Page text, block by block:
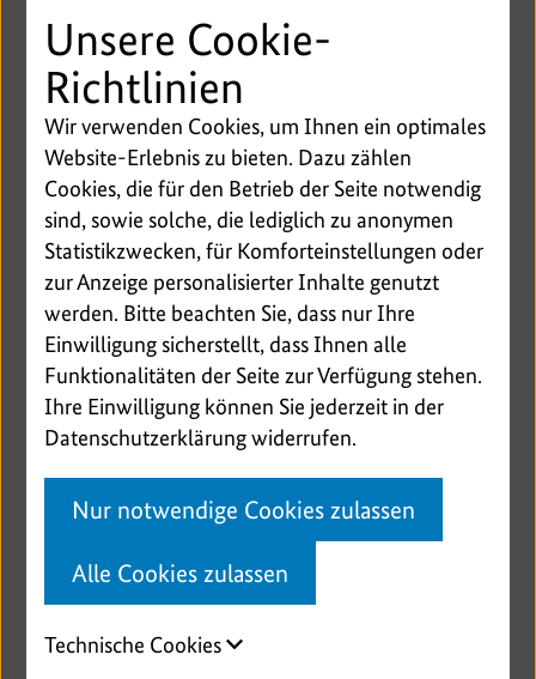
wachsender Polarisierung und knapper Ressourcen
steht das Forum in diesem Jahr vor der Frage, wie
internationale Drogenpolitik wirksamer und
widerstandsfähiger gestaltet werden kann. Im
Mittelpunkt stehen die globale Ausbreitung
synthetischer Substanzen, die Belastungen für
Gesundheitssysteme sowie die Notwendigkeit einer
engeren Verzahnung von Sicherheits-,
Gesundheits- und Entwicklungspolitik.
1/7
Unsere Cookie-
Richtlinien
Wir verwenden Cookies, um Ihnen ein optimales
Website-Erlebnis zu bieten. Dazu zählen
Cookies, die für den Betrieb der Seite notwendig
sind, sowie solche, die lediglich zu anonymen
Statistikzwecken, für Komforteinstellungen oder
zur Anzeige personalisierter Inhalte genutzt
werden. Bitte beachten Sie, dass nur Ihre
Einwilligung sicherstellt, dass Ihnen alle
Funktionalitäten der Seite zur Verfügung stehen.
Ihre Einwilligung können Sie jederzeit in der
Datenschutzerklärung widerrufen.
Nur notwendige Cookies zulassen
Alle Cookies zulassen
Technische Cookies